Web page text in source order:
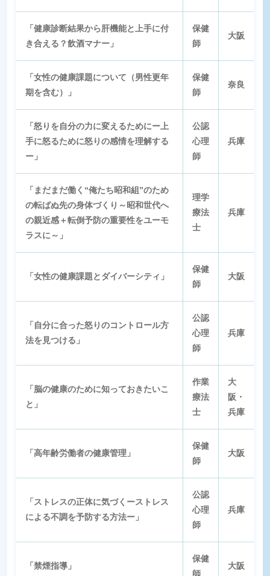
「健康診断結果から肝機能と上手に付
き合える？飲酒マナー」
保健
師
大阪
「女性の健康課題について（男性更年
期を含む）」
保健
師
奈良
「怒りを自分の力に変えるためにー上
手に怒るために怒りの感情を理解する
ー」
公認
心理
師
兵庫
「まだまだ働く“俺たち昭和組”のため
の転ばぬ先の身体づくり～昭和世代へ
の親近感＋転倒予防の重要性をユーモ
ラスに～」
理学
療法
士
兵庫
「女性の健康課題とダイバーシティ」
保健
師
大阪
「自分に合った怒りのコントロール方
法を見つける」
公認
心理
師
兵庫
「脳の健康のために知っておきたいこ
と」
作業
療法
士
大
阪・
兵庫
「高年齢労働者の健康管理」
保健
師
大阪
「ストレスの正体に気づくーストレス
による不調を予防する方法ー」
公認
心理
師
兵庫
「禁煙指導」
保健
師
大阪